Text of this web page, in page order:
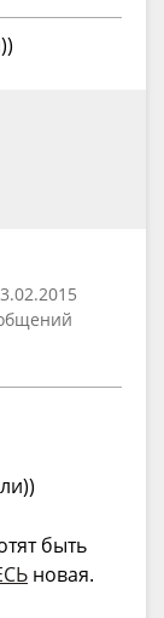
быть
новая.